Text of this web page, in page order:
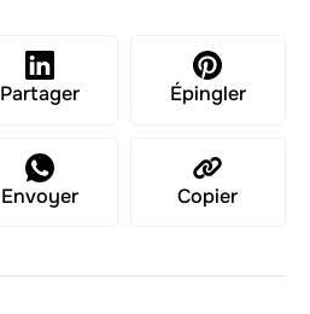
Partager Épingler
Envoyer Copier